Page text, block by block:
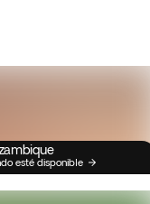
esté disponible